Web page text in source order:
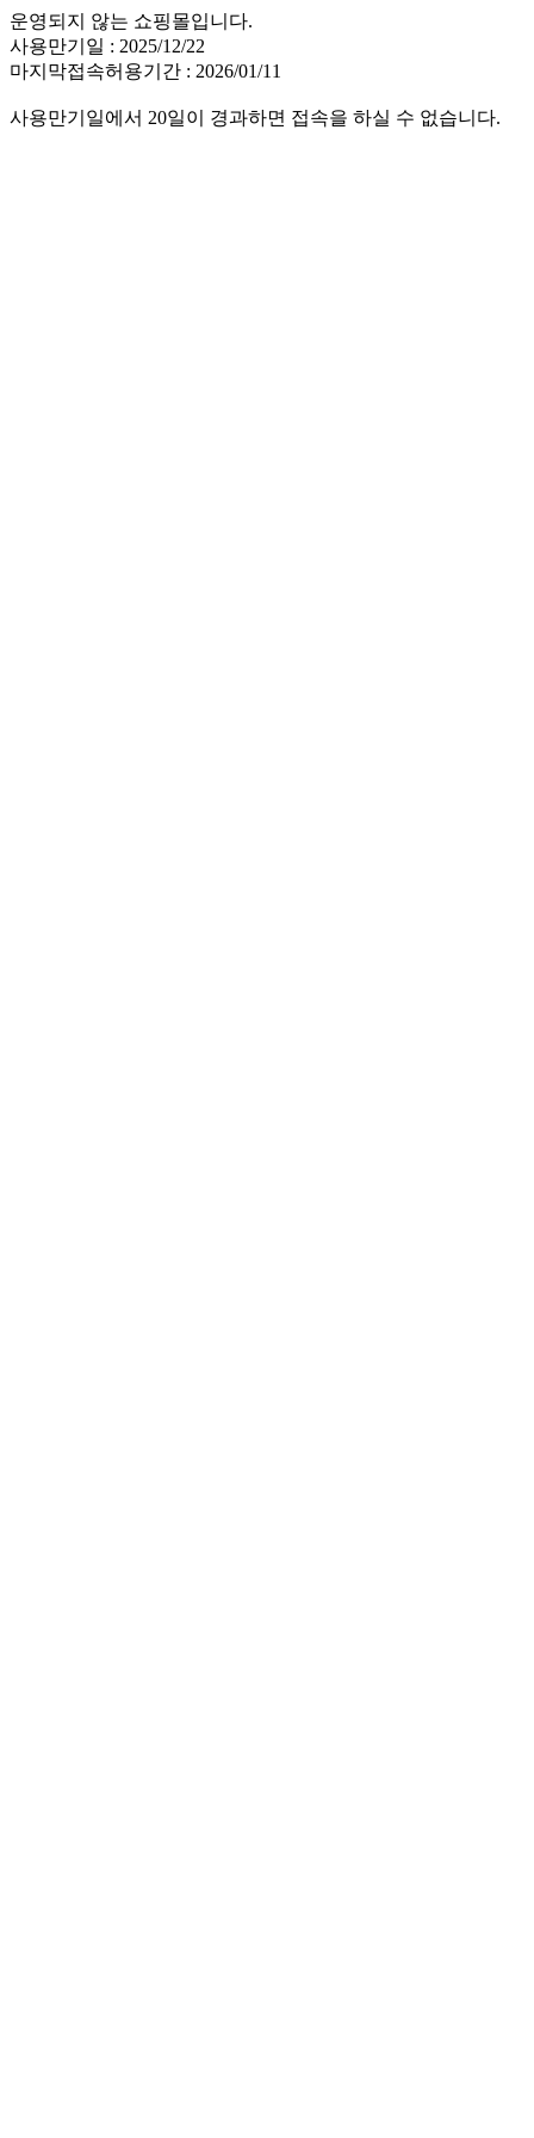
운영되지 않는 쇼핑몰입니다.
사용만기일 : 2025/12/22
마지막접속허용기간 : 2026/01/11
사용만기일에서 20일이 경과하면 접속을 하실 수 없습니다.